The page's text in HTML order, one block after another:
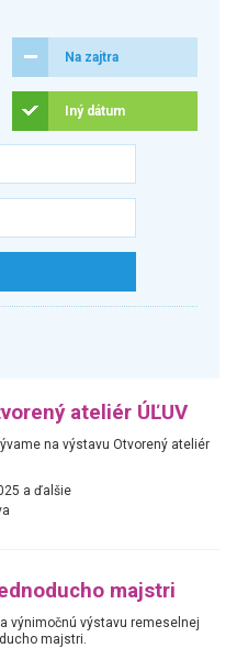
Na zajtra
Iný dátum
ateliér ÚĽUV
na výstavu Otvorený ateliér
a ďalšie
majstri
výnimočnú výstavu remeselnej
majstri.